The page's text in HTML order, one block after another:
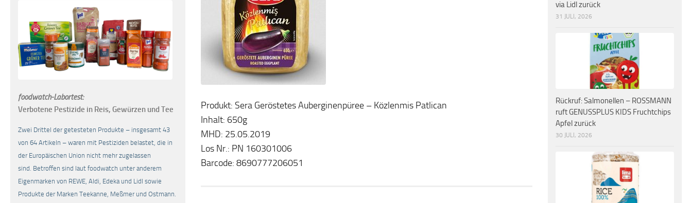
Produkt: Sera Geröstetes Auberginenpüree – Közlenmis Patlican
Inhalt: 650g
MHD: 25.05.2019
Los Nr.: PN 160301006
Barcode: 8690777206051
foodwatch-Labortest:
Verbotene Pestizide in Reis, Gewürzen und Tee
Zwei Drittel der getesteten Produkte – insgesamt 43
von 64 Artikeln – waren mit Pestiziden belastet, die in
der Europäischen Union nicht mehr zugelassen
sind. Betroffen sind laut foodwatch unter anderem
Eigenmarken von REWE, Aldi, Edeka und Lidl sowie
Produkte der Marken Teekanne, Meßmer und Ostmann.
via Lidl zurück
31 JULI, 2026
Rückruf: Salmonellen – ROSSMANN
ruft GENUSSPLUS KIDS Fruchtchips
Apfel zurück
30 JULI, 2026